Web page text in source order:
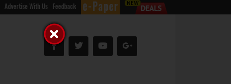
Advertise With Us Feedback